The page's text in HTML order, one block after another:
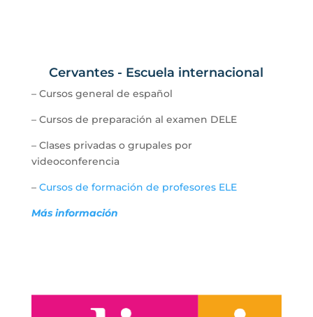
Cervantes - Escuela internacional
– Cursos general de español
– Cursos de preparación al examen DELE
– Clases privadas o grupales por
videoconferencia
– Cursos de formación de profesores ELE
Más información